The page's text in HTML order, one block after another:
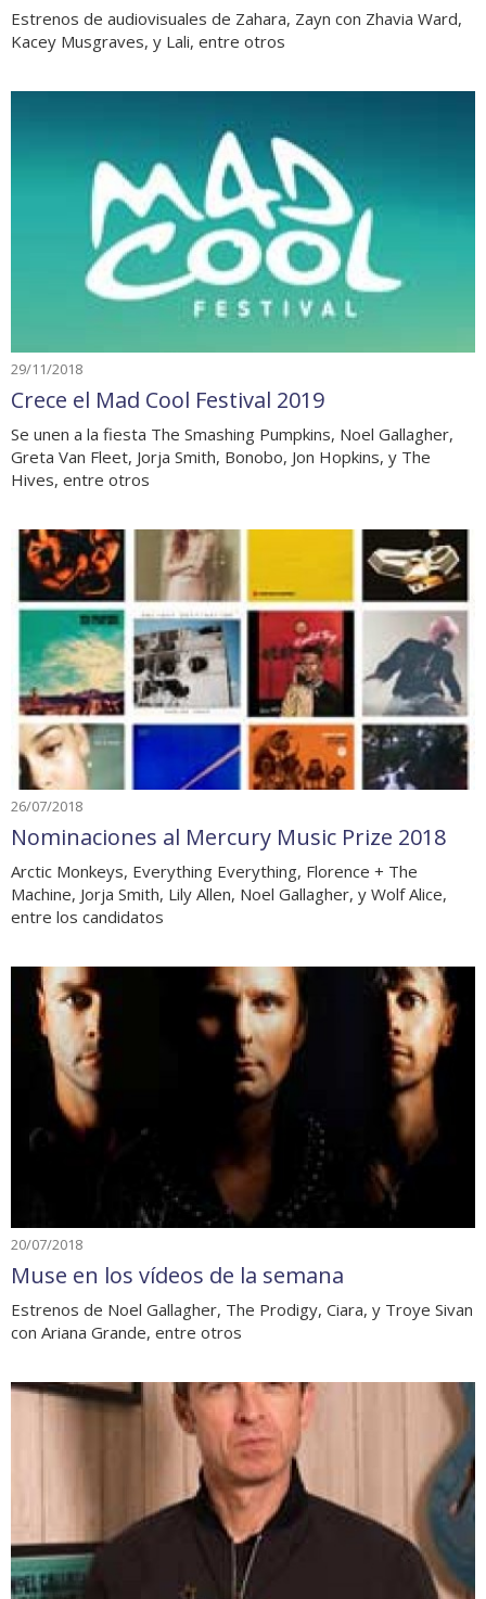
Estrenos de audiovisuales de Zahara, Zayn con Zhavia Ward,
Kacey Musgraves, y Lali, entre otros
29/11/2018
Crece el Mad Cool Festival 2019
Se unen a la fiesta The Smashing Pumpkins, Noel Gallagher,
Greta Van Fleet, Jorja Smith, Bonobo, Jon Hopkins, y The
Hives, entre otros
26/07/2018
Nominaciones al Mercury Music Prize 2018
Arctic Monkeys, Everything Everything, Florence + The
Machine, Jorja Smith, Lily Allen, Noel Gallagher, y Wolf Alice,
entre los candidatos
20/07/2018
Muse en los vídeos de la semana
Estrenos de Noel Gallagher, The Prodigy, Ciara, y Troye Sivan
con Ariana Grande, entre otros